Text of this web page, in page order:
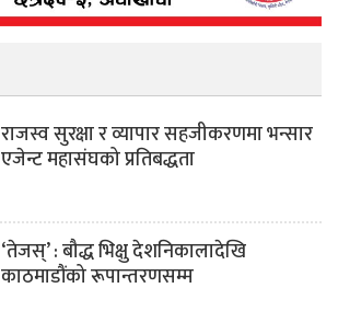
राजस्व सुरक्षा र व्यापार सहजीकरणमा भन्सार
एजेन्ट महासंघको प्रतिबद्धता
‘तेजस्’ : बौद्ध भिक्षु देशनिकालादेखि
काठमाडौंको रूपान्तरणसम्म